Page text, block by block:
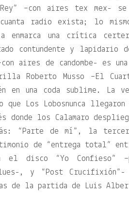
–con aires tex mex-
radio exista; lo
enmarca una crítica
contundente y lapidario
aires de candombe- es una
Roberto Musso –El
en una coda sublime. La
que Los Lobosnunca
donde los Calamaro
“Parte de mí”, la
de “entrega total”
el disco “Yo Confieso”
, y “Post Crucifixión”-
de la partida de Luis